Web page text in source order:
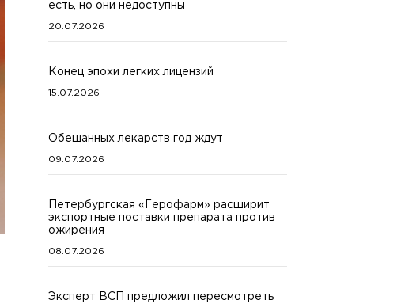
есть, но они недоступны
20.07.2026
Конец эпохи легких лицензий
15.07.2026
Обещанных лекарств год ждут
09.07.2026
Петербургская «Герофарм» расширит
экспортные поставки препарата против
ожирения
08.07.2026
Эксперт ВСП предложил пересмотреть